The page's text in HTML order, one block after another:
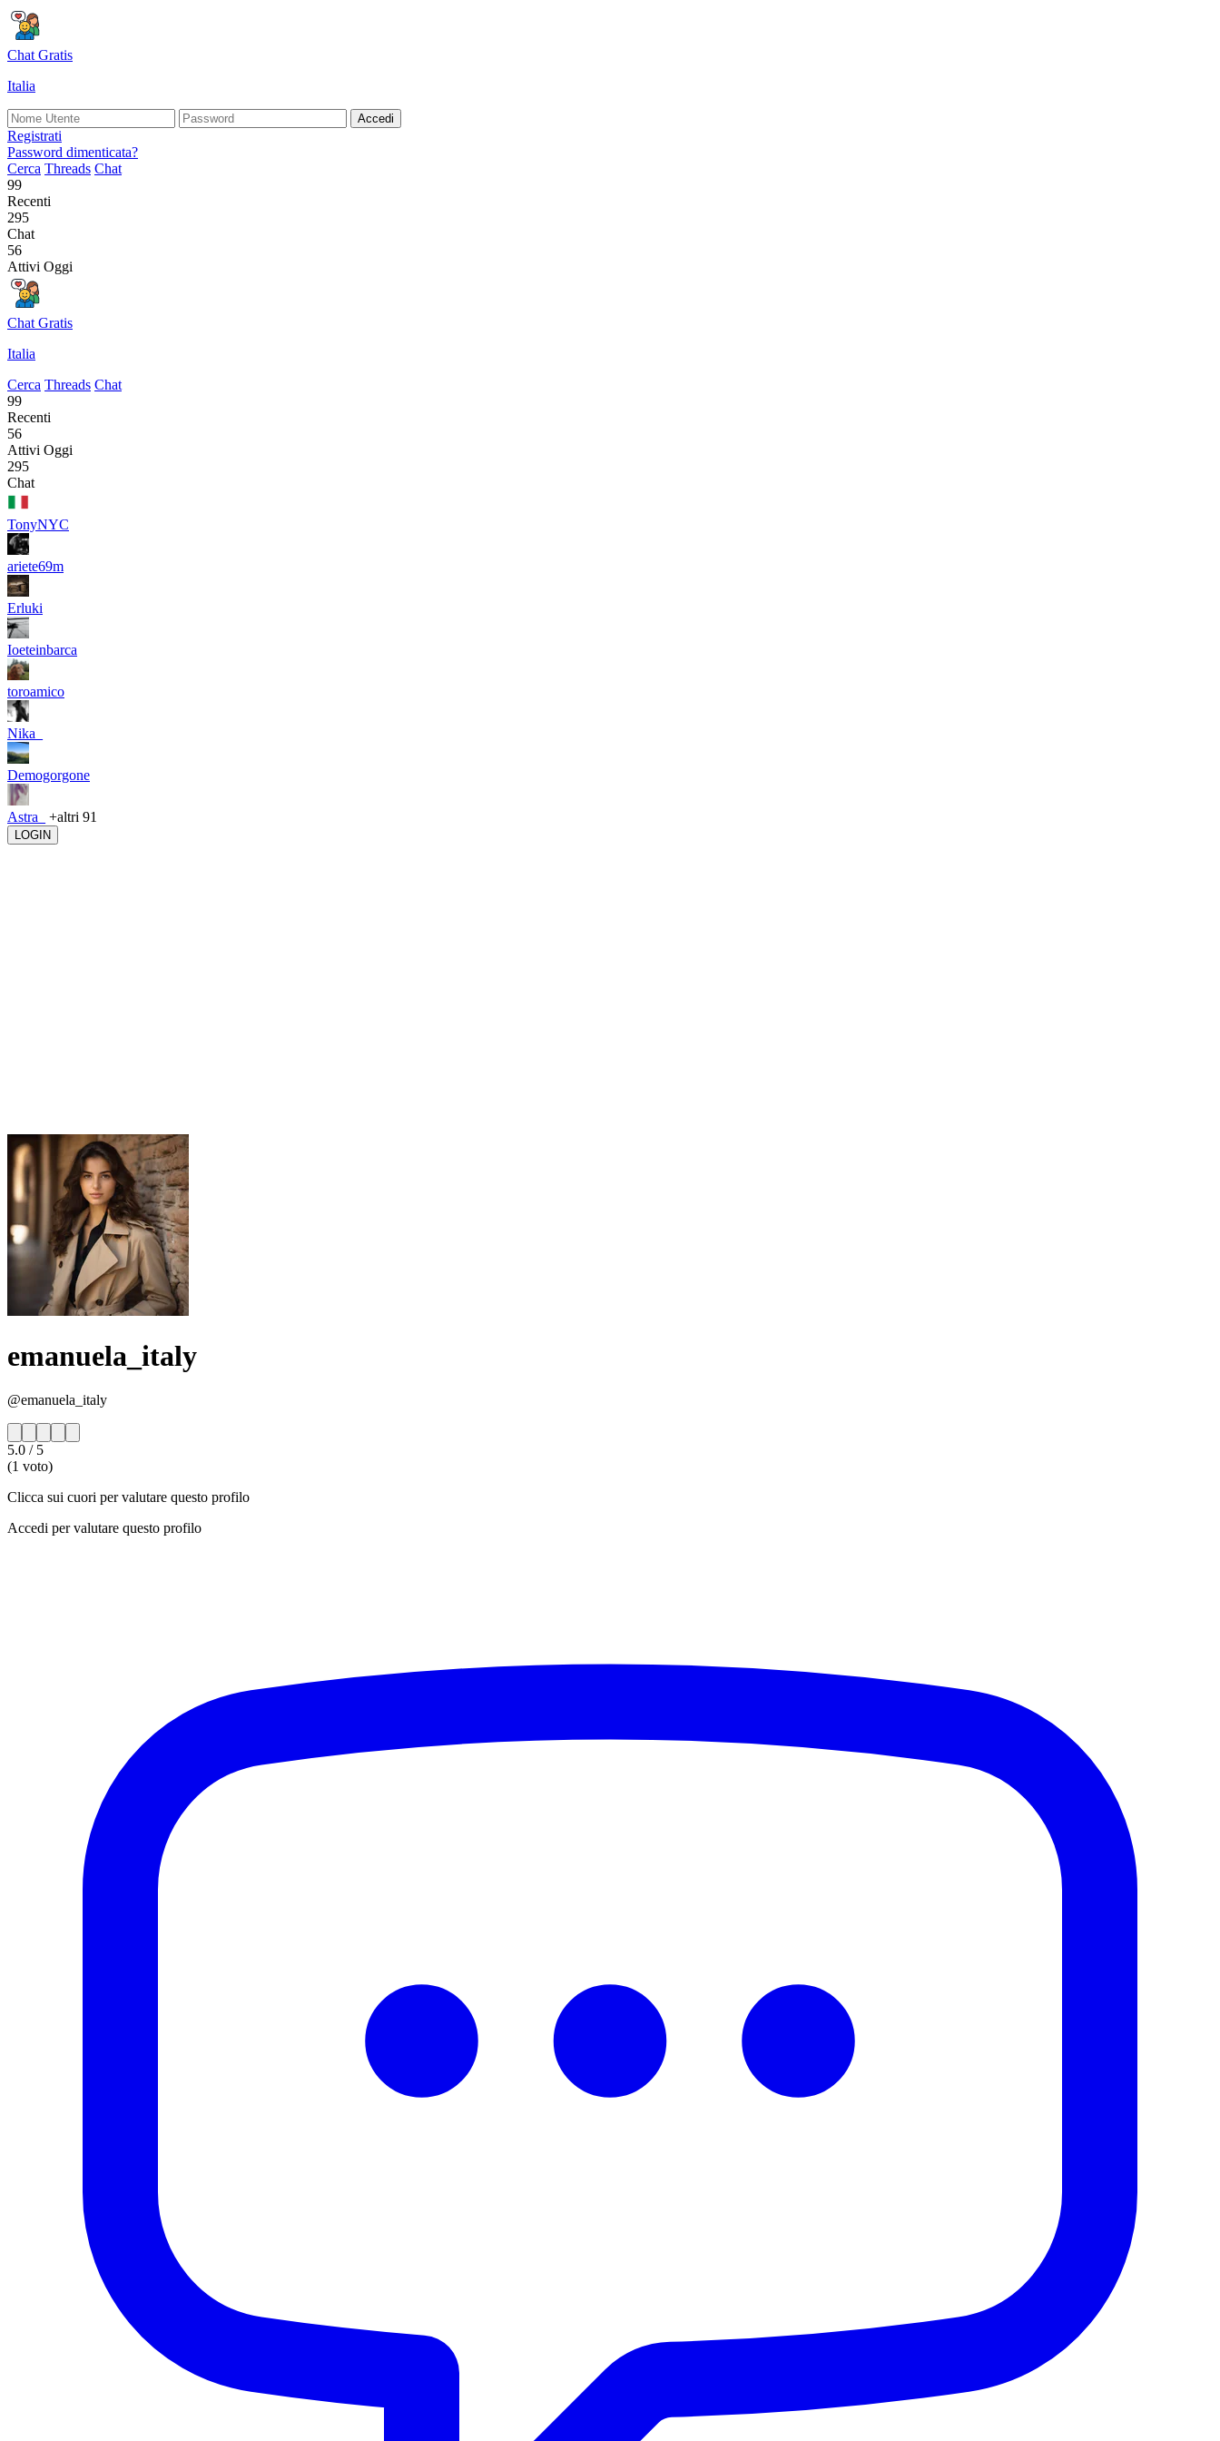
Chat Gratis
Italia
Accedi
Registrati
Password dimenticata?
Cerca Threads Chat
99
Recenti
295
Chat
56
Attivi Oggi
Chat Gratis
Italia
Cerca Threads Chat
99
Recenti
56
Attivi Oggi
295
Chat
TonyNYC
ariete69m
Erluki
Ioeteinbarca
toroamico
Nika_
Demogorgone
Astra_ +altri 91
LOGIN
emanuela_italy
@emanuela_italy
5.0 / 5
(1 voto)
Clicca sui cuori per valutare questo profilo
Accedi per valutare questo profilo